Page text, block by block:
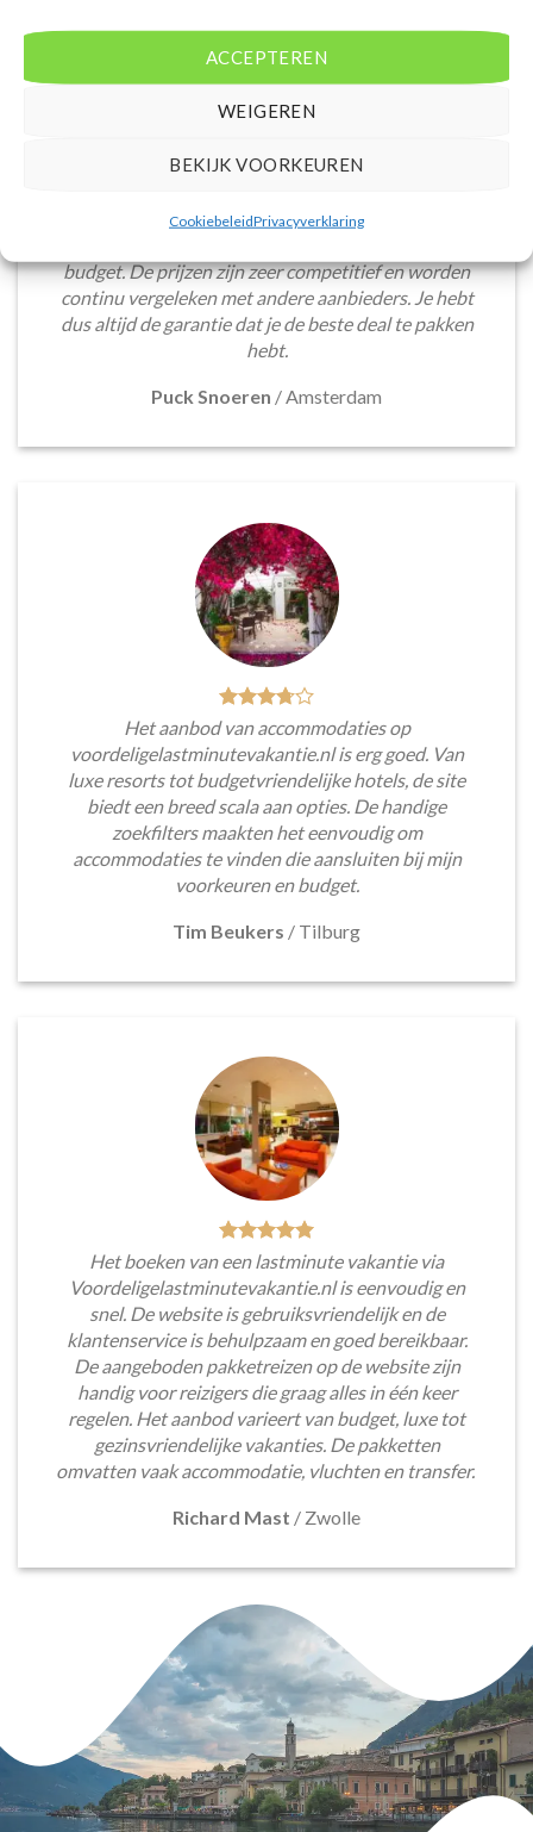
ACCEPTEREN
WEIGEREN
BEKIJK VOORKEUREN
CookiebeleidPrivacyverklaring
De website biedt een groot aanbod van lastminute
vakantiebestemmingen. Met handige filters kun je
budget. De prijzen zijn zeer competitief en worden
continu vergeleken met andere aanbieders. Je hebt
dus altijd de garantie dat je de beste deal te pakken
hebt.
Puck Snoeren /Amsterdam
Het aanbod van accommodaties op
voordeligelastminutevakantie.nl is erg goed. Van
luxe resorts tot budgetvriendelijke hotels, de site
biedt een breed scala aan opties. De handige
zoekfilters maakten het eenvoudig om
accommodaties te vinden die aansluiten bij mijn
voorkeuren en budget.
Tim Beukers / Tilburg
Het boeken van een lastminute vakantie via
Voordeligelastminutevakantie.nl is eenvoudig en
snel. De website is gebruiksvriendelijk en de
klantenservice is behulpzaam en goed bereikbaar.
De aangeboden pakketreizen op de website zijn
handig voor reizigers die graag alles in één keer
regelen. Het aanbod varieert van budget, luxe tot
gezinsvriendelijke vakanties. De pakketten
omvatten vaak accommodatie, vluchten en transfer.
Richard Mast / Zwolle